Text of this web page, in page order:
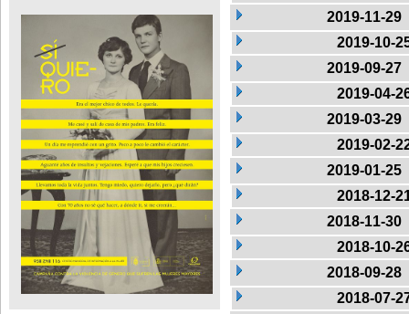
2019-11-29
2019-10-
2019-09-27
2019-04-
2019-03-29
2019-02-
2019-01-25
2018-12-
2018-11-30
2018-10-
2018-09-28
2018-07-